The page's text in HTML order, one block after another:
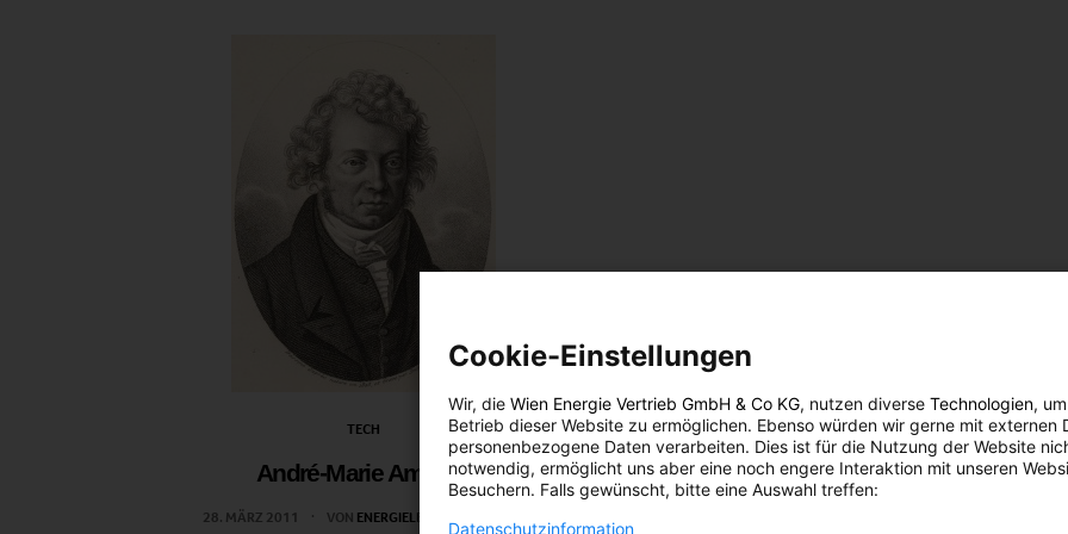
TECH
André-Marie Ampère
28. MÄRZ 2011 VON ENERGIELEBEN REDAKTION
Cookie-Einstellungen
Wir, die Wien Energie Vertrieb GmbH & Co KG, nutzen diverse Technologien,
Betrieb dieser Website zu ermöglichen. Ebenso würden wir gerne mit externen
personenbezogene Daten verarbeiten. Dies ist für die Nutzung der Website
notwendig, ermöglicht uns aber eine noch engere Interaktion mit unseren
Besuchern. Falls gewünscht, bitte eine Auswahl treffen:
Datenschutzinformation